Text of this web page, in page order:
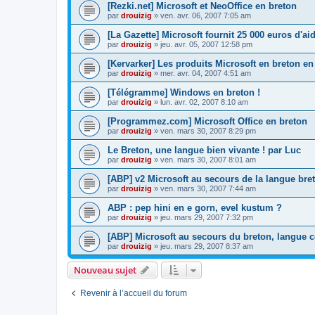
[Rezki.net] Microsoft et NeoOffice en breton
par drouizig » ven. avr. 06, 2007 7:05 am
[La Gazette] Microsoft fournit 25 000 euros
par drouizig » jeu. avr. 05, 2007 12:58 pm
[Kervarker] Les produits Microsoft en breton
par drouizig » mer. avr. 04, 2007 4:51 am
[Télégramme] Windows en breton !
par drouizig » lun. avr. 02, 2007 8:10 am
[Programmez.com] Microsoft Office en breton
par drouizig » ven. mars 30, 2007 8:29 pm
Le Breton, une langue bien vivante ! par Luc
par drouizig » ven. mars 30, 2007 8:01 am
[ABP] v2 Microsoft au secours de la langue
par drouizig » ven. mars 30, 2007 7:44 am
ABP : pep hini en e gorn, evel kustum ?
par drouizig » jeu. mars 29, 2007 7:32 pm
[ABP] Microsoft au secours du breton, langue
par drouizig » jeu. mars 29, 2007 8:37 am
Nouveau sujet
Revenir à l’accueil du forum